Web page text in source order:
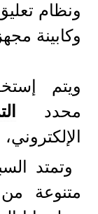
ونظام
وكابينة
ويتم
محدد
وتمتد
متنوعة من